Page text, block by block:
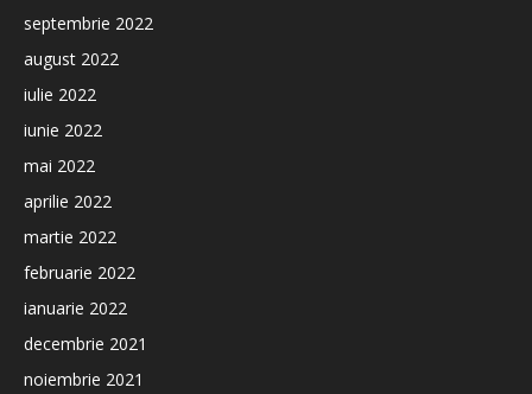
septembrie 2022
august 2022
iulie 2022
iunie 2022
mai 2022
aprilie 2022
martie 2022
februarie 2022
ianuarie 2022
decembrie 2021
noiembrie 2021